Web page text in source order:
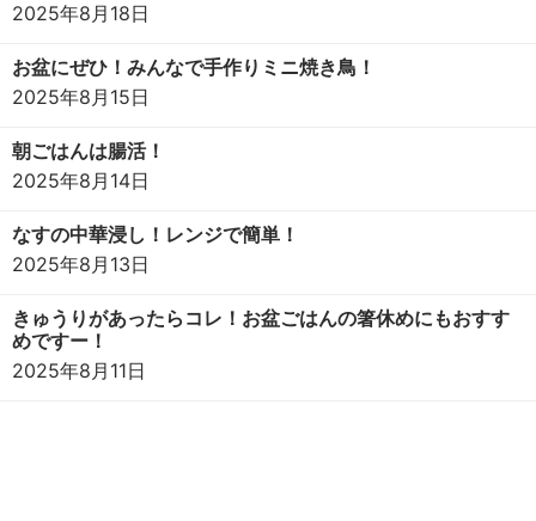
2025年8月18日
お盆にぜひ！みんなで手作りミニ焼き鳥！
2025年8月15日
朝ごはんは腸活！
2025年8月14日
なすの中華浸し！レンジで簡単！
2025年8月13日
きゅうりがあったらコレ！お盆ごはんの箸休めにもおすす
めですー！
2025年8月11日